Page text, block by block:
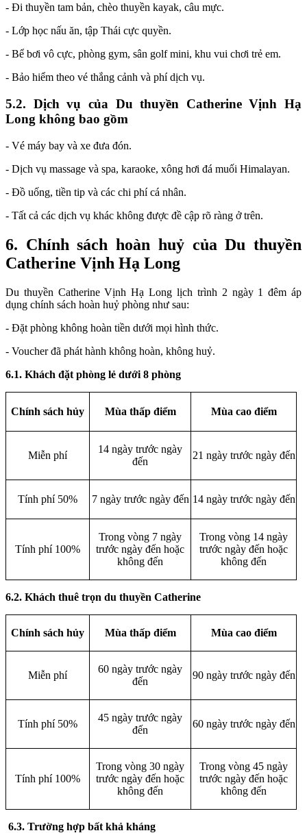
- Đi thuyền tam bản, chèo thuyền kayak, câu mực.
- Lớp học nấu ăn, tập Thái cực quyền.
- Bể bơi vô cực, phòng gym, sân golf mini, khu vui chơi trẻ em.
- Bảo hiểm theo vé thắng cảnh và phí dịch vụ.
5.2. Dịch vụ của Du thuyền Catherine Vịnh Hạ
Long không bao gồm
- Vé máy bay và xe đưa đón.
- Dịch vụ massage và spa, karaoke, xông hơi đá muối Himalayan.
- Đồ uống, tiền tip và các chi phí cá nhân.
- Tất cả các dịch vụ khác không được đề cập rõ ràng ở trên.
6. Chính sách hoàn huỷ của Du thuyền
Catherine Vịnh Hạ Long
Du thuyền Catherine Vịnh Hạ Long lịch trình 2 ngày 1 đêm áp
dụng chính sách hoàn huỷ phòng như sau:
- Đặt phòng không hoàn tiền dưới mọi hình thức.
- Voucher đã phát hành không hoàn, không huỷ.
6.1. Khách đặt phòng lẻ dưới 8 phòng
Chính sách hủy Mùa thấp điểm Mùa cao điểm
Miễn phí
14 ngày trước ngày
đến
21 ngày trước ngày đến
Tính phí 50% 7 ngày trước ngày đến 14 ngày trước ngày đến
Tính phí 100%
Trong vòng 7 ngày
trước ngày đến hoặc
không đến
Trong vòng 14 ngày
trước ngày đến hoặc
không đến
6.2. Khách thuê trọn du thuyền Catherine
Chính sách hủy Mùa thấp điểm Mùa cao điểm
Miễn phí
60 ngày trước ngày
đến
90 ngày trước ngày đến
Tính phí 50%
45 ngày trước ngày
đến
60 ngày trước ngày đến
Tính phí 100%
Trong vòng 30 ngày
trước ngày đến hoặc
không đến
Trong vòng 45 ngày
trước ngày đến hoặc
không đến
6.3. Trường hợp bất khả kháng